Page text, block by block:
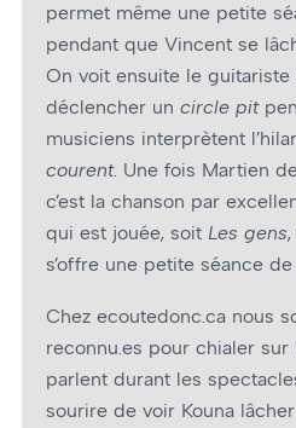
permet même une petite
pendant que Vincent se
On voit ensuite le
déclencher un circle pit
musiciens interprètent
courent. Une fois Martien
c’est la chanson par
qui est jouée, soit Les gens
s’offre une petite séance
Chez ecoutedonc.ca nous
reconnu.es pour chialer
parlent durant les
sourire de voir Kouna